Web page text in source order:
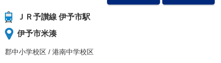
ＪＲ予讃線 伊予市駅
伊予市米湊
郡中小学校区 / 港南中学校区